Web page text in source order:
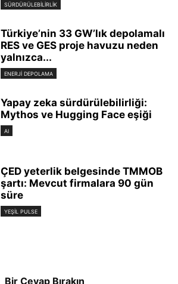
SÜRDÜRÜLEBILIRLIK
Türkiye’nin 33 GW’lık depolamalı
RES ve GES proje havuzu neden
yalnızca...
ENERJI DEPOLAMA
Yapay zeka sürdürülebilirliği:
Mythos ve Hugging Face eşiği
AI
ÇED yeterlik belgesinde TMMOB
şartı: Mevcut firmalara 90 gün
süre
YEŞIL PULSE
Bir Cevap Bırakın